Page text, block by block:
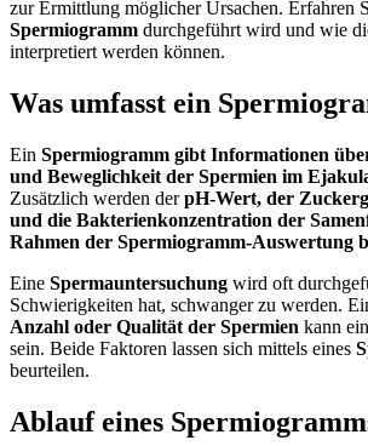
zur Ermittlung möglicher Ursachen. Erfahren
Spermiogramm durchgeführt wird und wie
interpretiert werden können.
Was umfasst ein
Ein Spermiogramm gibt Informationen
und Beweglichkeit der Spermien im
Zusätzlich werden derpH-Wert, der
und die Bakterienkonzentration der
Rahmen der Spermiogramm-Auswertung
Eine Spermauntersuchung wird oft
Schwierigkeiten hat, schwanger zu werden.
Anzahl oder Qualität der Spermien kann
sein. Beide Faktoren lassen sich mittels eines
beurteilen.
Ablauf eines